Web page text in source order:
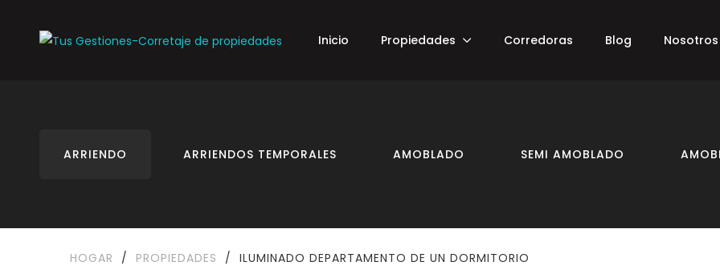
Inicio Propiedades Corredoras Blog Nosotros
ARRIENDO ARRIENDOS TEMPORALES AMOBLADO SEMI AMOBLADO
HOGAR / PROPIEDADES / ILUMINADO DEPARTAMENTO DE UN DORMITORIO